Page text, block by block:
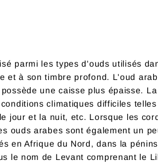
parmi les types d'ouds utilisés
et à son timbre profond. L'oud
une caisse plus épaisse.
climatiques difficiles
jour et la nuit, etc. Lorsque les
ouds arabes sont également un
en Afrique du Nord, dans la
le nom de Levant comprenant le